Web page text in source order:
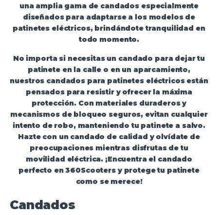
una amplia gama de candados especialmente
diseñados para adaptarse a los modelos de
patinetes eléctricos, brindándote tranquilidad en
todo momento.
No importa si necesitas un candado para dejar tu
patinete en la calle o en un aparcamiento,
nuestros candados para patinetes eléctricosestán
pensados para resistir y ofrecer la máxima
protección. Con materiales duraderos y
mecanismos de bloqueo seguros, evitan cualquier
intento de robo, manteniendo tu patinete a salvo.
Hazte con un candado de calidad y olvídate de
preocupaciones mientras disfrutas de tu
movilidad eléctrica. ¡Encuentra el candado
perfecto en 360Scooters y protege tu patinete
como se merece!
Candados